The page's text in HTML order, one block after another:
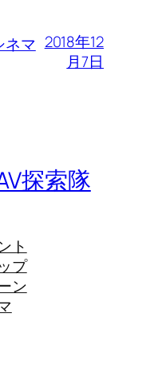
ネマ 2018年12
月7日
探索隊
ト
プ
ン